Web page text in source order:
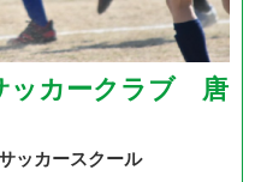
ッカークラブ 唐
ッカースクール